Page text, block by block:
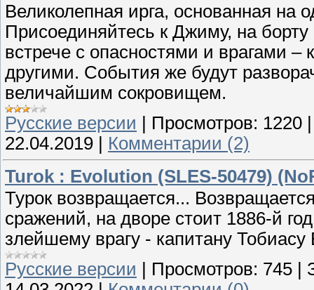
Великолепная ирга, основанная на
Присоединяйтесь к Джиму, на борту
встрече с опасностями и врагами
другими. События же будут
величайшим сокровищем.
Русские версии | Просмотров: 1220
22.04.2019 | Комментарии (2)
Turok : Evolution (SLES-50479)
Турок возвращается...
сражений, на дворе стоит 1886-й
злейшему врагу - капитану Тобиасу
Русские версии
Просмотров: 745